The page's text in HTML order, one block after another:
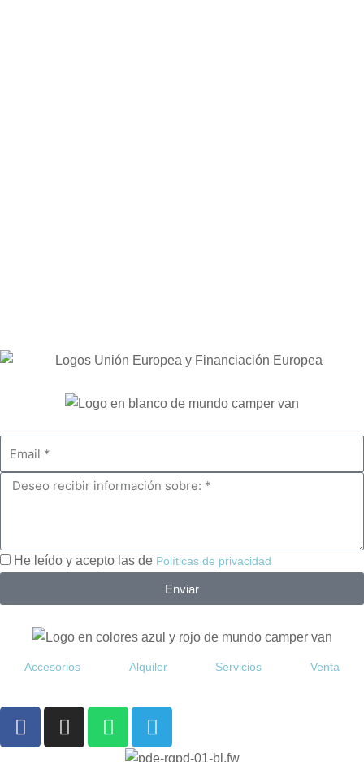
He leído y acepto las de Políticas de privacidad
Enviar
Accesorios Alquiler Servicios Venta
F
a
I
n
W
h
T
e
l